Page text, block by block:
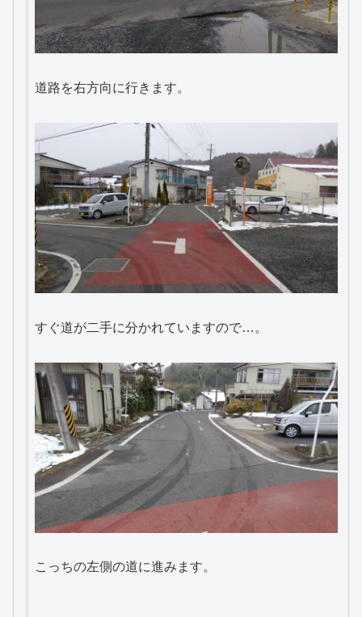
道路を右方向に行きます。
すぐ道が二手に分かれていますので…。
こっちの左側の道に進みます。